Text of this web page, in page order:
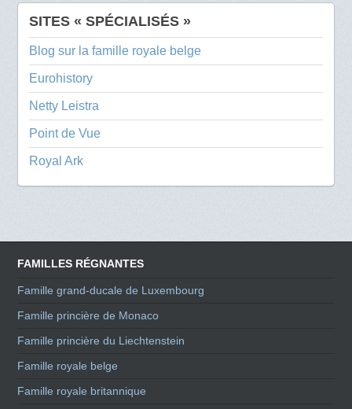
SITES « SPÉCIALISÉS »
Blog sur la famille royale belge
Eurohistory
Netty Leistra
Point de Vue
Royal Ark
FAMILLES RÉGNANTES
Famille grand-ducale de Luxembourg
Famille princière de Monaco
Famille princière du Liechtenstein
Famille royale belge
Famille royale britannique